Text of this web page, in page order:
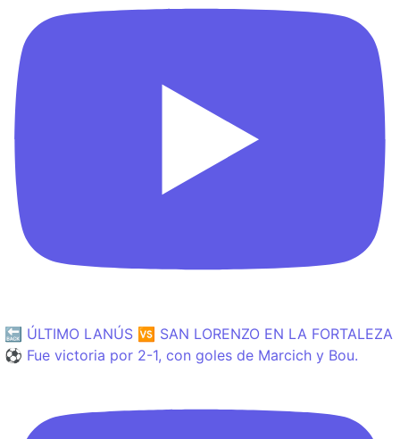
🔙 ÚLTIMO LANÚS 🆚 SAN LORENZO EN LA FORTALEZA
⚽️ Fue victoria por 2-1, con goles de Marcich y Bou.